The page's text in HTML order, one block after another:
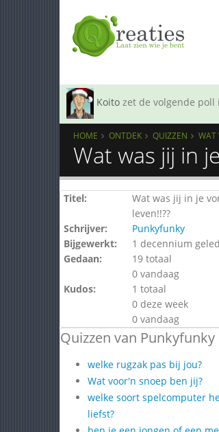
Koito zet de volgende
HOME ONTDEK QUIZZEN WAT
Wat was jij in
Titel:
Wat was jij in je
leven!!??
Schrijver:
Punkyfunky
Bijgewerkt:
1 decennium
Gedaan:
19 totaal
0 vandaag
Kudos:
1 totaal
0 deze week
0 vandaag
Quizzen van Punkyfunky
welke rugzak pas bij jou?
Wat voor'n snoep ben jij?
welke soort spelcomputer
liefst?